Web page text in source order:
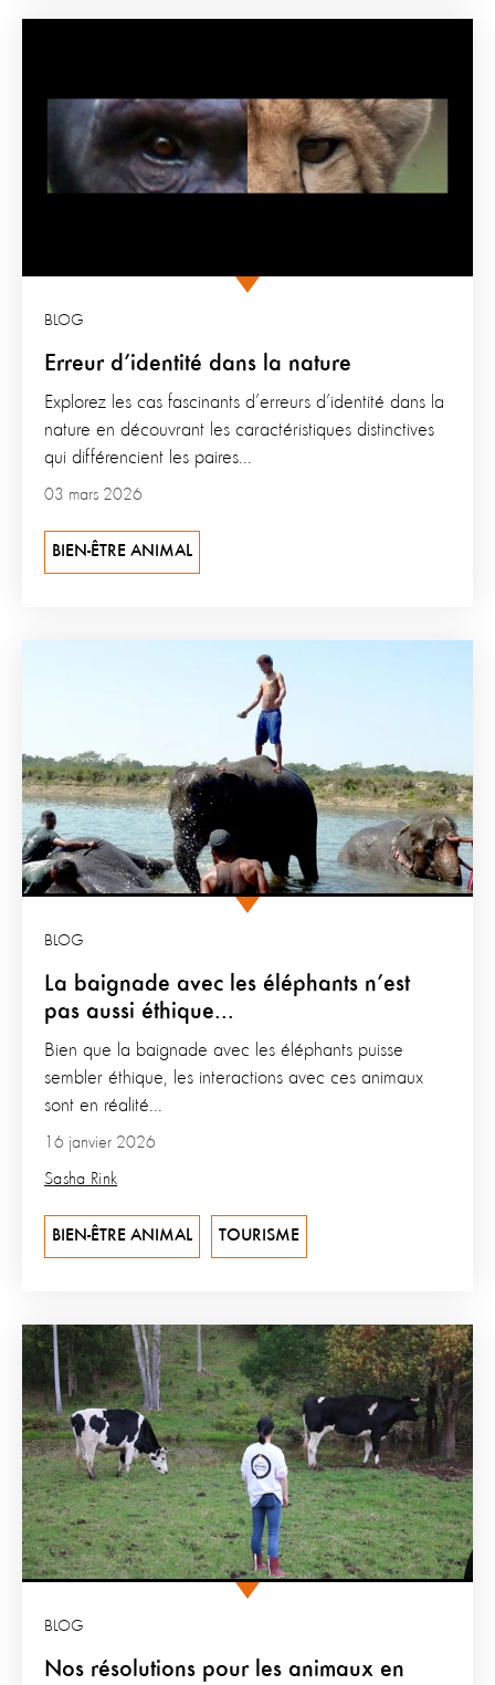
Erreur d’identité dans la nature
BLOG
03 mars 2026
Explorez les cas fascinants d’erreurs d’identité dans la
nature en découvrant les caractéristiques distinctives
qui différencient les paires...
BIEN-ÊTRE ANIMAL
La baignade avec les éléphants n’est
pas aussi éthique...
BLOG
16 janvier 2026
Sasha Rink
Bien que la baignade avec les éléphants puisse
sembler éthique, les interactions avec ces animaux
sont en réalité...
BIEN-ÊTRE ANIMAL TOURISME
Nos résolutions pour les animaux en
BLOG